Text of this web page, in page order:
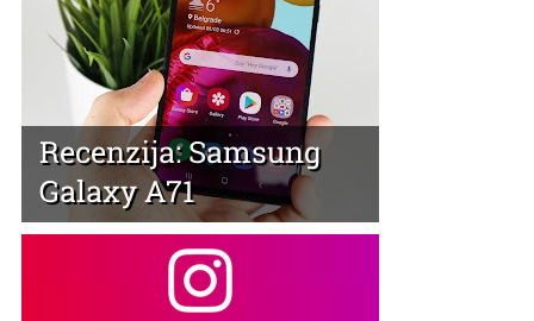
Recenzija: Samsung
Galaxy A71